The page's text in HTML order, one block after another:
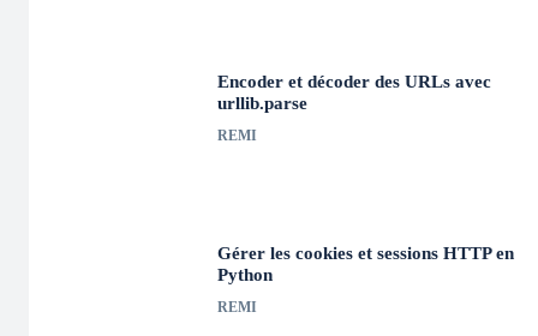
Encoder et décoder des URLs avec
urllib.parse
REMI
Gérer les cookies et sessions HTTP en
Python
REMI